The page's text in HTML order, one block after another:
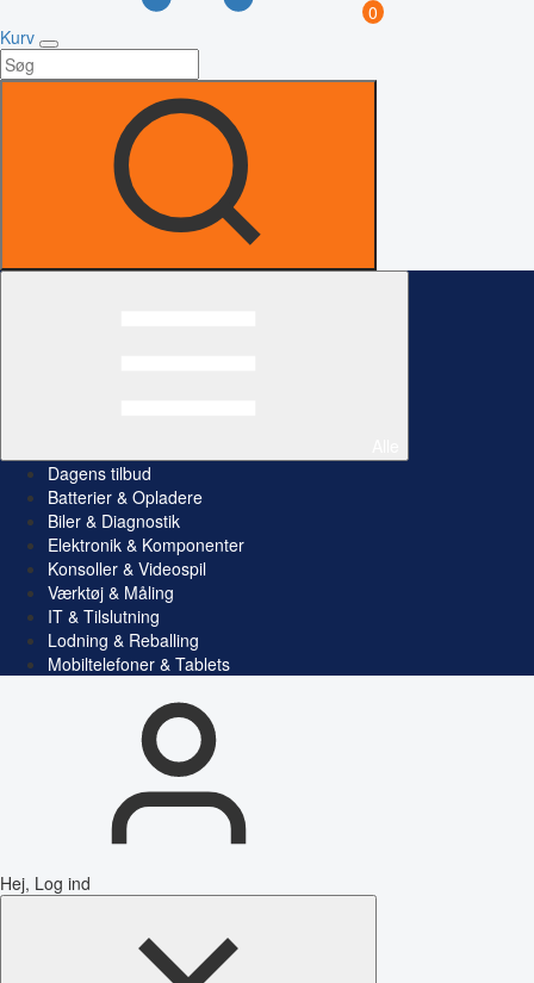
0
Kurv
Dagens tilbud
Batterier & Opladere
Biler & Diagnostik
Elektronik & Komponenter
Konsoller & Videospil
Værktøj & Måling
IT & Tilslutning
Lodning & Reballing
Mobiltelefoner & Tablets
Hej, Log ind